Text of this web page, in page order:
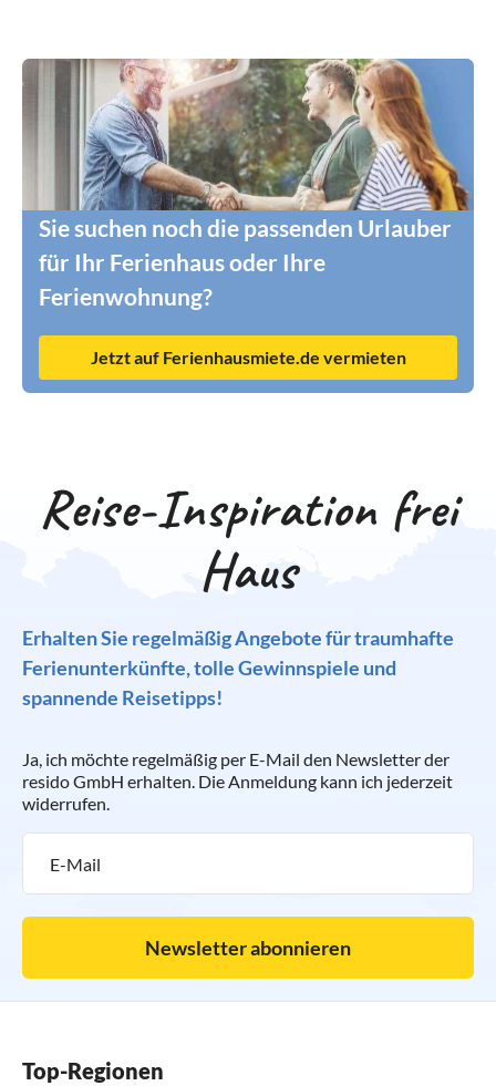
Sie suchen noch die passenden Urlauber
für Ihr Ferienhaus oder Ihre
Ferienwohnung?
Jetzt auf Ferienhausmiete.de vermieten
Reise-Inspiration frei
Haus
Erhalten Sie regelmäßig Angebote für traumhafte
Ferienunterkünfte, tolle Gewinnspiele und
spannende Reisetipps!
Ja, ich möchte regelmäßig per E-Mail den Newsletter der
resido GmbH erhalten. Die Anmeldung kann ich jederzeit
widerrufen.
Newsletter abonnieren
Top-Regionen